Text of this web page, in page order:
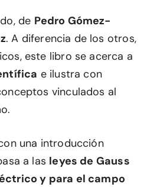
de Pedro Gómez-
. A diferencia de los otros,
este libro se acerca a
e ilustra con
vinculados al
una introducción
a las leyes de Gauss
y para el campo